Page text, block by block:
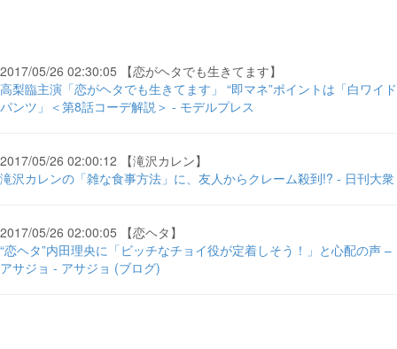
2017/05/26 02:30:05 【恋がヘタでも生きてます】
高梨臨主演「恋がヘタでも生きてます」 “即マネ”ポイントは「白ワイド
パンツ」＜第8話コーデ解説＞ - モデルプレス
2017/05/26 02:00:12 【滝沢カレン】
滝沢カレンの「雑な食事方法」に、友人からクレーム殺到!? - 日刊大衆
2017/05/26 02:00:05 【恋ヘタ】
“恋ヘタ”内田理央に「ビッチなチョイ役が定着しそう！」と心配の声 –
アサジョ - アサジョ (ブログ)